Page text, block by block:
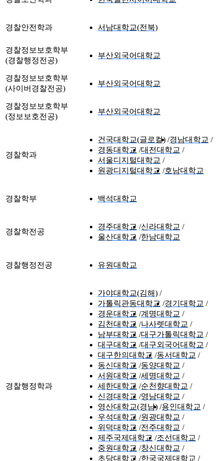
경찰안전학과 서남대학교(전북)
경찰정보보호학부
(경찰행정전공)
부산외국어대학교
경찰정보보호학부
(사이버경찰전공)
부산외국어대학교
경찰정보보호학부
(정보보호전공)
부산외국어대학교
경찰학과
건국대학교(글로컬) 경남대학교
경동대학교 대전대학교
서울디지털대학교
원광디지털대학교 호남대학교
경찰학부 백석대학교
경찰학전공
경주대학교 신라대학교
울산대학교 한남대학교
경찰행정전공 유원대학교
경찰행정학과
가야대학교(김해)
가톨릭관동대학교 경기대학교
경운대학교 계명대학교
김천대학교 나사렛대학교
남부대학교 대구가톨릭대학교
대구대학교 대구외국어대학교
대구한의대학교 동서대학교
동신대학교 동양대학교
서원대학교 세명대학교
세한대학교 순천향대학교
신경대학교 영남대학교
영산대학교(경남) 용인대학교
우석대학교 원광대학교
위덕대학교 전주대학교
제주국제대학교 조선대학교
중원대학교 창신대학교
초당대학교 한국국제대학교